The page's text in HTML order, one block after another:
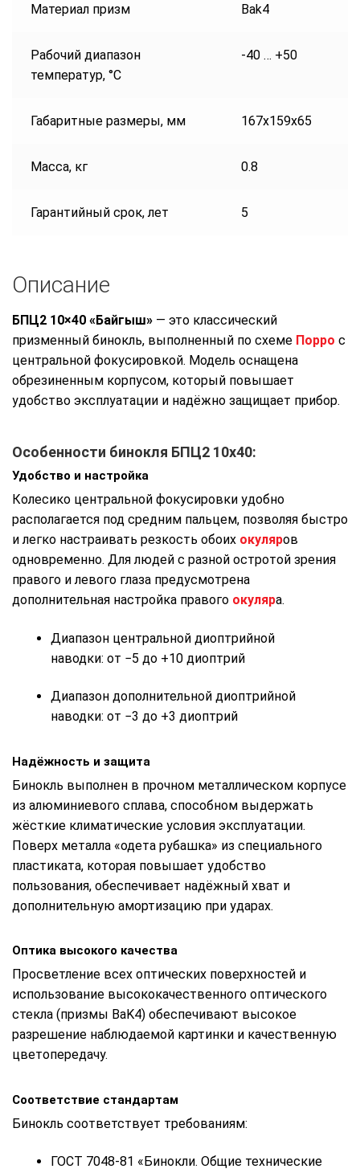
Материал призм Bak4
Рабочий диапазон
температур, °С
-40 … +50
Габаритные размеры, мм 167х159х65
Масса, кг 0.8
Гарантийный срок, лет 5
Описание
БПЦ2 10×40 «Байгыш» — это классический
призменный бинокль, выполненный по схеме Порро с
центральной фокусировкой. Модель оснащена
обрезиненным корпусом, который повышает
удобство эксплуатации и надёжно защищает прибор.
Особенности бинокля БПЦ2 10х40:
Удобство и настройка
Колесико центральной фокусировки удобно
располагается под средним пальцем, позволяя быстро
и легко настраивать резкость обоих окуляров
одновременно. Для людей с разной остротой зрения
правого и левого глаза предусмотрена
дополнительная настройка правого окуляра.
Диапазон центральной диоптрийной
наводки: от −5 до +10 диоптрий
Диапазон дополнительной диоптрийной
наводки: от −3 до +3 диоптрий
Надёжность и защита
Бинокль выполнен в прочном металлическом корпусе
из алюминиевого сплава, способном выдержать
жёсткие климатические условия эксплуатации.
Поверх металла «одета рубашка» из специального
пластиката, которая повышает удобство
пользования, обеспечивает надёжный хват и
дополнительную амортизацию при ударах.
Оптика высокого качества
Просветление всех оптических поверхностей и
использование высококачественного оптического
стекла (призмы BaK4) обеспечивают высокое
разрешение наблюдаемой картинки и качественную
цветопередачу.
Соответствие стандартам
Бинокль соответствует требованиям:
ГОСТ 7048-81 «Бинокли. Общие технические